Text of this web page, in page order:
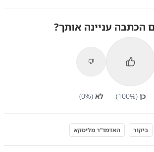
הכתבה עניינה אותך?
כן (
100%) לא (
0%)
ביקור האדמו"ר מליסקא